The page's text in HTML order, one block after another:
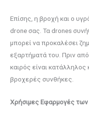
Επίσης, η βροχή και ο
drone σας. Τα drones
μπορεί να προκαλέσει
εξαρτήματά του. Πριν
καιρός είναι
βροχερές συνθήκες.
Χρήσιμες Εφαρμογές